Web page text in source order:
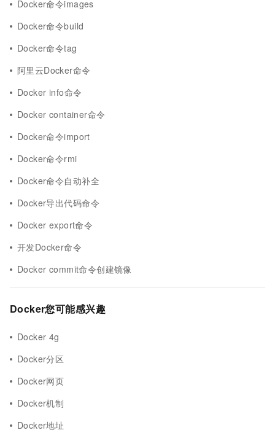
Docker命令images
Docker命令build
Docker命令tag
阿里云Docker命令
Docker info命令
Docker container命令
Docker命令import
Docker命令rmi
Docker命令自动补全
Docker导出代码命令
Docker export命令
开发Docker命令
Docker commit命令创建镜像
Docker您可能感兴趣
Docker 4g
Docker分区
Docker网页
Docker机制
Docker地址